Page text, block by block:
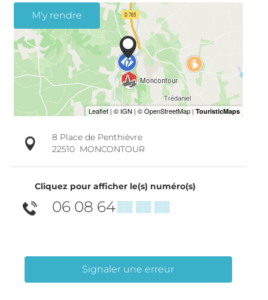
M'y rendre
8 Place de Penthièvre
22510 MONCONTOUR
Cliquez pour afficher le(s) numéro(s)
06 08 64▒▒ ▒▒ ▒▒
Signaler une erreur